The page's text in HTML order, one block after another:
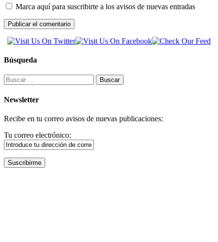
Marca aquí para suscribirte a los avisos de nuevas entradas
Búsqueda
Buscar:
Newsletter
Recibe en tu correo avisos de nuevas publicaciones:
Tu correo electrónico: